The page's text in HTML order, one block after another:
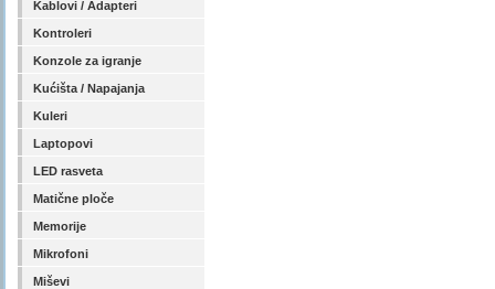
Kablovi / Adapteri
Kontroleri
Konzole za igranje
Kućišta / Napajanja
Kuleri
Laptopovi
LED rasveta
Matične ploče
Memorije
Mikrofoni
Miševi